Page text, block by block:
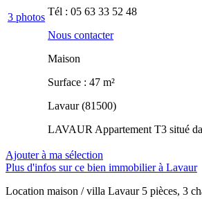
3 photos Tél : 05 63 33 52 48
Nous contacter
Maison
Surface : 47 m²
Lavaur (81500)
LAVAUR Appartement T3 situé
Ajouter à ma sélection
Plus d'infos sur ce bien immobilier à Lavaur
Location maison / villa Lavaur 5 pièces, 3